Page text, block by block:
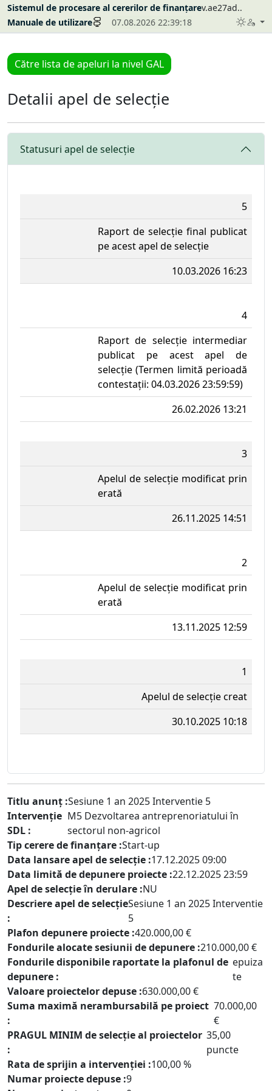
Sistemul de procesare al cererilor de finanțarev.ae27ad..
Manuale de utilizare
07.08.2026 22:39:18
Către lista de apeluri la nivel GAL
Detalii apel de selecție
Statusuri apel de selecție
5
Raport de selecție final publicat
pe acest apel de selecție
10.03.2026 16:23
4
Raport de selecție intermediar
publicat pe acest apel de
selecție (Termen limită perioadă
contestații: 04.03.2026 23:59:59)
26.02.2026 13:21
3
Apelul de selecție modificat prin
erată
26.11.2025 14:51
2
Apelul de selecție modificat prin
erată
13.11.2025 12:59
1
Apelul de selecție creat
30.10.2025 10:18
Titlu anunț :Sesiune 1 an 2025 Interventie 5
Intervenție
SDL :
M5 Dezvoltarea antreprenoriatului în
sectorul non-agricol
Tip cerere de finanțare :Start-up
Data lansare apel de selecție :17.12.2025 09:00
Data limită de depunere proiecte :22.12.2025 23:59
Apel de selecție în derulare :NU
Descriere apel de selecție
:
Sesiune 1 an 2025 Interventie
5
Plafon depunere proiecte :420.000,00 €
Fondurile alocate sesiunii de depunere :210.000,00 €
Fondurile disponibile raportate la plafonul de
depunere :
epuiza
te
Valoare proiectelor depuse :630.000,00 €
Suma maximă nerambursabilă pe proiect
:
70.000,00
€
PRAGUL MINIM de selecție al proiectelor
:
35,00
puncte
Rata de sprijin a intervenției :100,00 %
Numar proiecte depuse :9